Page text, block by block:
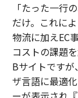
「たった一行
だけ。これに
物流に加えEC
コストの課題
Bサイトです
ザ言語に最適